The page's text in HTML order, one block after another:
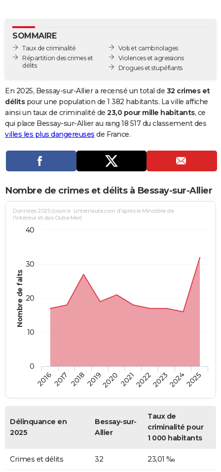
GUIDES D'ACHAT
BONS PLANS
Carte de Noël
Carte Bonne année
Carte Saint-Valentin
Carte Pâques
Carte d'anniversaire
DICTIONNAIRE
Dictionnaire
Biographies
Citations
Expressions
Proverbes
PROGRAMME TV
COPAINS D'AVANT
S'inscrire
Se connecter
Lycées
Collèges
Primaires
Universités
Entreprises
Service militaire
Avis de recherche
AVIS DE DÉCÈS
FORUM
Bricolage
Lifestyle
Culture
Sport
Auto
Television
Voyage
Cinema
SOMMAIRE
Taux de criminalité
Répartition des crimes et
délits
Vols et cambriolages
Violences et agressions
Drogues et stupéfiants
En 2025, Bessay-sur-Allier a recensé un total de 32 crimes et
délitspour une population de 1 382 habitants. La ville affiche
ainsi un taux de criminalité de 23,0 pour mille habitants, ce
qui place Bessay-sur-Allier au rang 18 517 du classement des
villes les plus dangereuses de France.
Nombre de crimes et délits à Bessay-sur-Allier
Nombre de faits
Données 2025 (source : Linternaute.com d'après le Ministère de
l'Intérieur et des Outre-Mer)
20162017 20182019202020212022202320242025
0
10
20
30
40
Délinquance en
2025
Bessay-sur-
Allier
Taux de
criminalité pour
1 000 habitants
Crimes et délits 32 23,01 ‰